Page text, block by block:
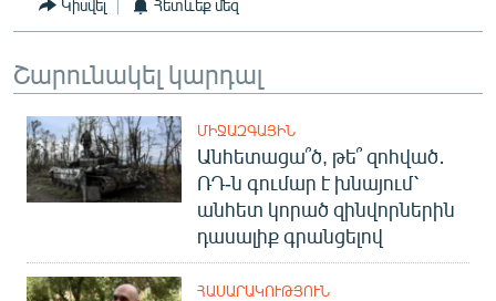
Կիսվել Հետևեք մեզ
Շարունակել կարդալ
ՄԻՋԱԶԳԱՅԻՆ
Անհետացա՞ծ, թե՞ զոհված․
ՌԴ-ն գումար է խնայում՝
անհետ կորած զինվորներին
դասալիք գրանցելով
ՀԱՍԱՐԱԿՈՒԹՅՈՒՆ